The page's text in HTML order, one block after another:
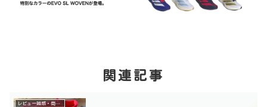
関連記事
レビュー雑感・商品紹介